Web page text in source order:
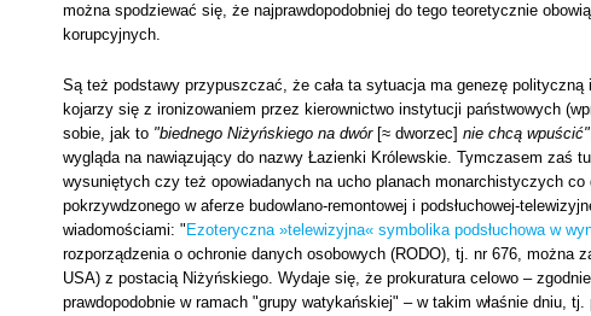
można spodziewać się, że najprawdopodobniej do tego teoretycznie
korupcyjnych.
Są też podstawy przypuszczać, że cała ta sytuacja ma genezę
kojarzy się z ironizowaniem przez kierownictwo instytucji państwowych
sobie, jak to "biednego Niżyńskiego na dwór[≈ dworzec] nie chcą wpuścić"
wygląda na nawiązujący do nazwy Łazienki Królewskie. Tymczasem zaś
wysuniętych czy też opowiadanych na ucho planach monarchistyczych
pokrzywdzonego w aferze budowlano-remontowej i podsłuchowej-
wiadomościami: " Ezoteryczna »telewizyjna« symbolika podsłuchowa w
rozporządzenia o ochronie danych osobowych (RODO), tj. nr 676, można
USA) z postacią Niżyńskiego. Wydaje się, że prokuratura celowo –
prawdopodobnie w ramach "grupy watykańskiej" – w takim właśnie dniu,